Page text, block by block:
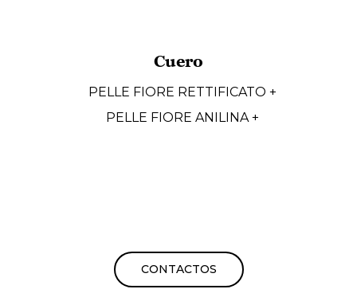
Cuero
PELLE FIORE RETTIFICATO +
PELLE FIORE ANILINA +
CONTACTOS